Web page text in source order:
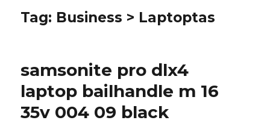
Tag: Business > Laptoptas
samsonite pro dlx4
laptop bailhandle m 16
35v 004 09 black